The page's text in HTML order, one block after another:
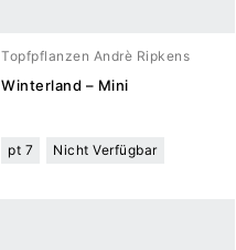
Topfpflanzen Andrè Ripkens
Winterland – Mini
pt 7 Nicht Verfügbar